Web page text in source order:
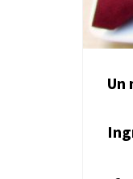
Un